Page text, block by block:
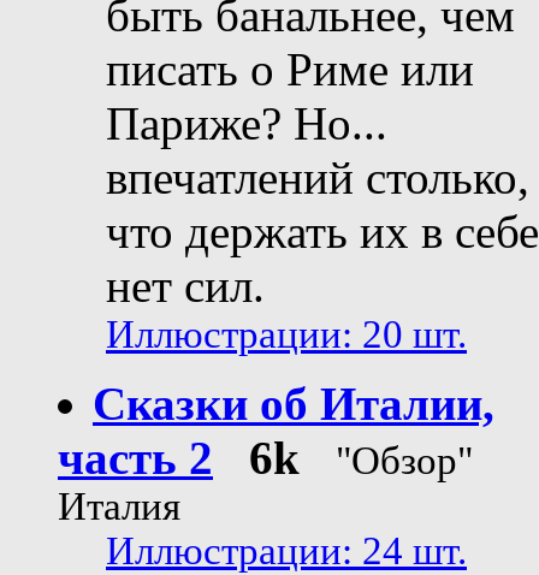
быть банальнее, чем
писать о Риме или
Париже? Но...
впечатлений столько,
что держать их в себе
нет сил.
Иллюстрации: 20 шт.
Сказки об Италии,
часть 2
6k
"Обзор"
Италия
Иллюстрации: 24 шт.